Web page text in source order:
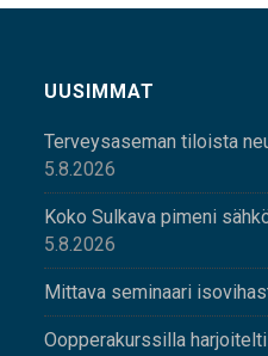
UUSIMMAT
Terveysaseman tiloista
5.8.2026
Koko Sulkava pimeni
5.8.2026
Mittava seminaari
Oopperakurssilla